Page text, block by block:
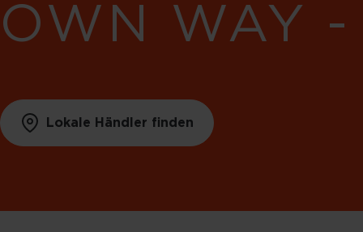
OWN WAY
Lokale Händler finden